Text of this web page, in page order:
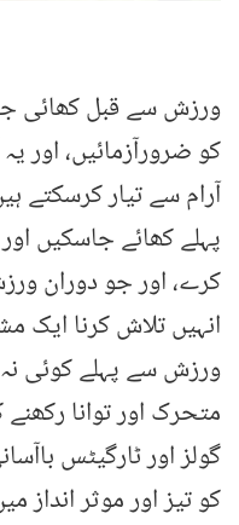
ورزش سے قبل کھائی
کو ضرورآزمائیں، اور
آرام سے تیار کرسکتے
پہلے کھائے جاسکیں
کرے، اور جو دوران
انہیں تلاش کرنا ایک
ورزش سے پہلے کوئی
متحرک اور توانا
گولز اور ٹارگیٹس
کو تیز اور موثر انداز